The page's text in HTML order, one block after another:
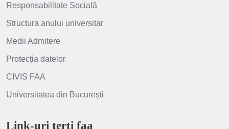
Responsabilitate Socială
Structura anului universitar
Medii Admitere
Protecția datelor
CIVIS FAA
Universitatea din București
Link-uri terți faa